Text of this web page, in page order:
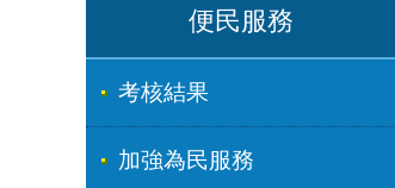
便民服務
考核結果
加強為民服務